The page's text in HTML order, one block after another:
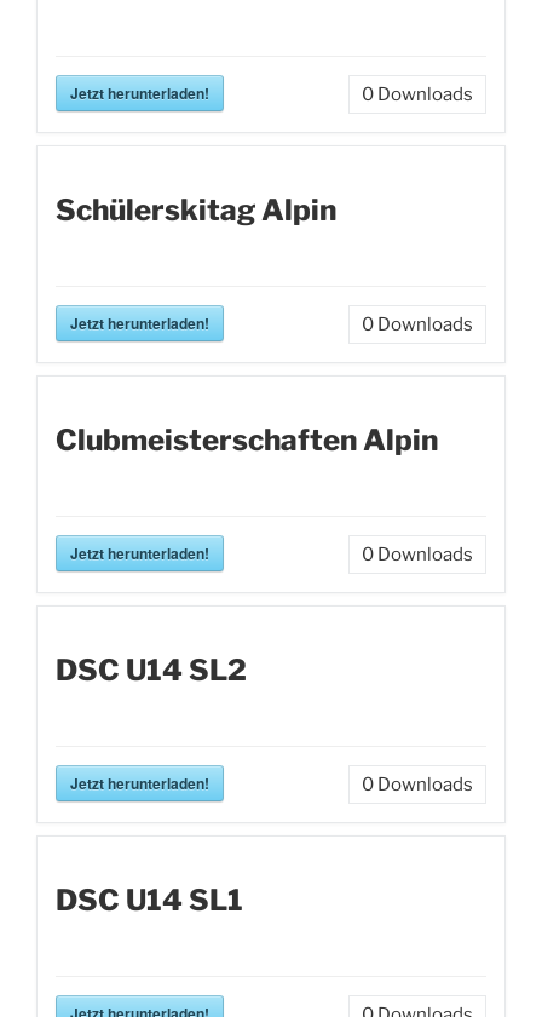
Jetzt herunterladen! 0 Downloads
Schülerskitag Alpin
Jetzt herunterladen! 0 Downloads
Clubmeisterschaften Alpin
Jetzt herunterladen! 0 Downloads
DSC U14 SL2
Jetzt herunterladen! 0 Downloads
DSC U14 SL1